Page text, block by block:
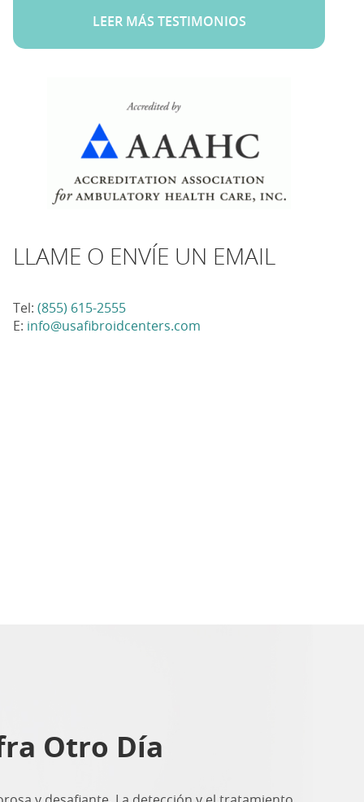
LEER MÁS TESTIMONIOS
LLAME O ENVÍE UN EMAIL
Tel: (855) 615-2555
E: info@usafibroidcenters.com
Otro Día